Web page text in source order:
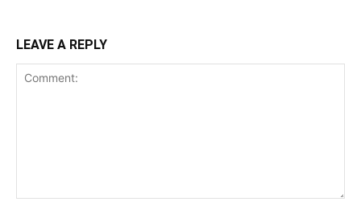
LEAVE A REPLY